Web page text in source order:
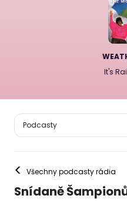
It's
< Všechny podcasty rádia
Snídaně